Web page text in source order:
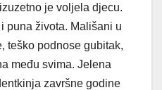
je voljela djecu.
puna života. Mališani u
teško podnose gubitak,
među svima. Jelena
završne godine